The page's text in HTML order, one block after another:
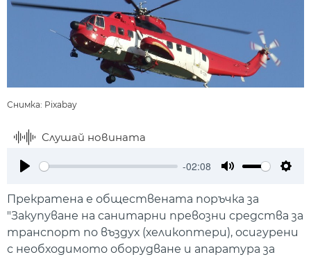
Снимка: Pixabay
Слушай новината
-02:08
Прекратена е обществената поръчка за
"Закупуване на санитарни превозни средства за
транспорт по въздух (хеликоптери), осигурени
с необходимото оборудване и апаратура за